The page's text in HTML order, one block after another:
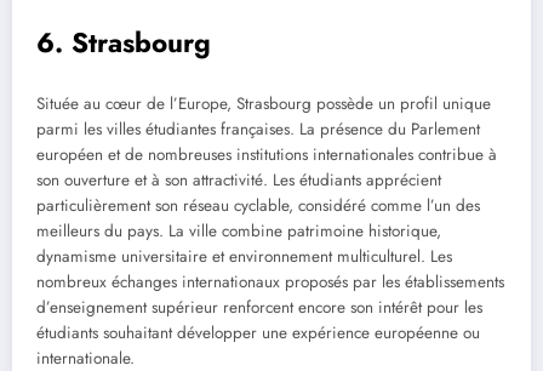
6. Strasbourg
Située au cœur de l’Europe, Strasbourg possède un profil unique
parmi les villes étudiantes françaises. La présence du Parlement
européen et de nombreuses institutions internationales contribue à
son ouverture et à son attractivité. Les étudiants apprécient
particulièrement son réseau cyclable, considéré comme l’un des
meilleurs du pays. La ville combine patrimoine historique,
dynamisme universitaire et environnement multiculturel. Les
nombreux échanges internationaux proposés par les établissements
d’enseignement supérieur renforcent encore son intérêt pour les
étudiants souhaitant développer une expérience européenne ou
internationale.